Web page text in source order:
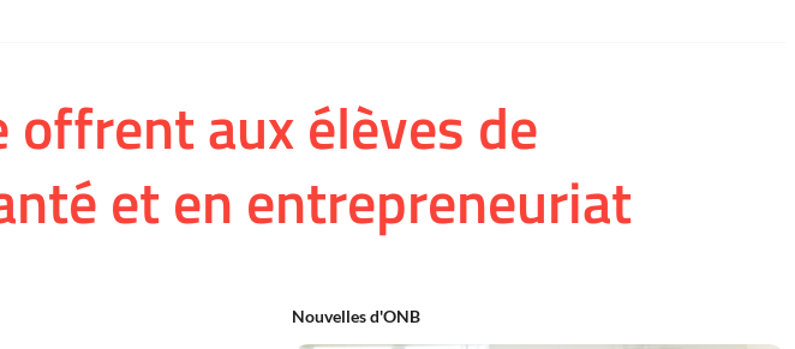
offrent aux élèves de
et en entrepreneuriat
Nouvelles d'ONB